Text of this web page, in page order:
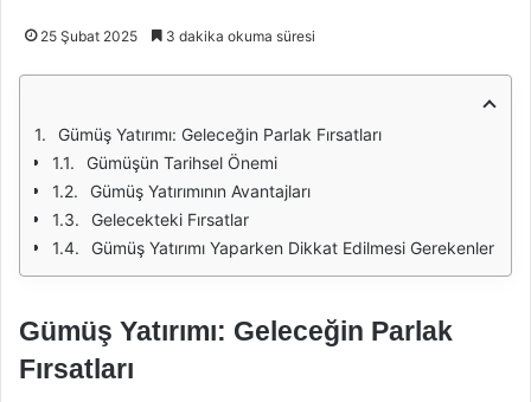
25 Şubat 2025 3 dakika okuma süresi
Gümüş Yatırımı: Geleceğin Parlak Fırsatları
Gümüşün Tarihsel Önemi
Gümüş Yatırımının Avantajları
Gelecekteki Fırsatlar
Gümüş Yatırımı Yaparken Dikkat Edilmesi Gerekenler
Gümüş Yatırımı: Geleceğin Parlak
Fırsatları